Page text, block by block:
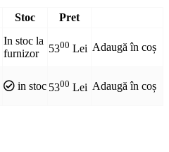
Stoc Pret
In stoc la
furnizor
5300 Lei Adaugă în coș
in stoc 5300 Lei Adaugă în coș